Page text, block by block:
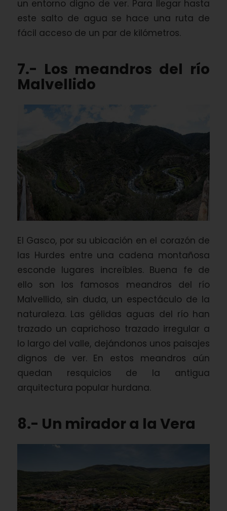
un entorno digno de ver. Para llegar hasta
este salto de agua se hace una ruta de
fácil acceso de un par de kilómetros.
7.- Los meandros del río
Malvellido
El Gasco, por su ubicación en el corazón de
las Hurdes entre una cadena montañosa
esconde lugares increíbles. Buena fe de
ello son los famosos meandros del río
Malvellido, sin duda, un espectáculo de la
naturaleza. Las gélidas aguas del río han
trazado un caprichoso trazado irregular a
lo largo del valle, dejándonos unos paisajes
dignos de ver. En estos meandros aún
quedan resquicios de la antigua
arquitectura popular hurdana.
8.- Un mirador a la Vera